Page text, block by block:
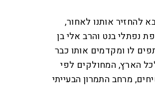
להחזיר אותנו לאחור,
נפתלי בנט והרב אלי בן
לו ומקדמים אותו כבר
הארץ, המחולקים לפי
מרחב התמרון הבעייתי